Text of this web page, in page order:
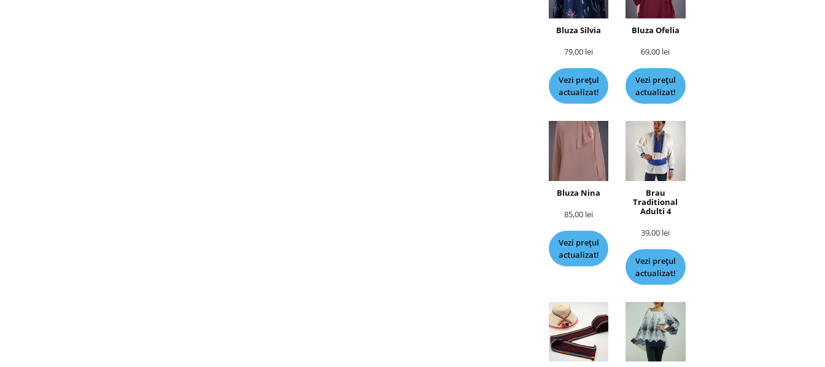
Bluza Silvia
79,00 lei
Vezi prețul
actualizat!
Bluza Ofelia
69,00 lei
Vezi prețul
actualizat!
Bluza Nina
85,00 lei
Vezi prețul
actualizat!
Brau
Traditional
Adulti 4
39,00 lei
Vezi prețul
actualizat!